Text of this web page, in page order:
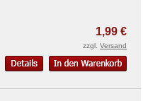
1,99 €
zzgl. Versand